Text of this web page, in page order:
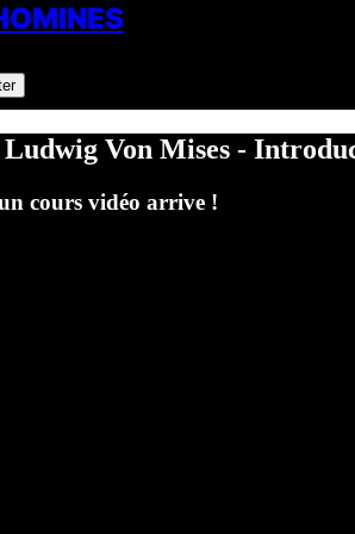
Ludwig Von Mises -
cours vidéo arrive !